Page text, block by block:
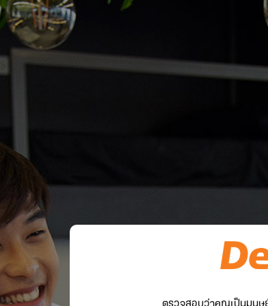
ตรวจสอบว่าคุณเป็นมนุษ